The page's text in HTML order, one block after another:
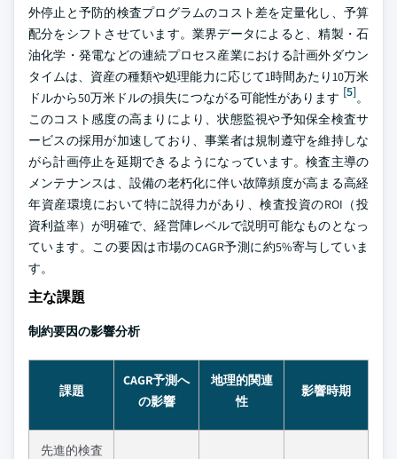
外停止と予防的検査プログラムのコスト差を定量化し、予算
配分をシフトさせています。業界データによると、精製・石
油化学・発電などの連続プロセス産業における計画外ダウン
タイムは、資産の種類や処理能力に応じて1時間あたり10万米
ドルから50万米ドルの損失につながる可能性があります [5]。
このコスト感度の高まりにより、状態監視や予知保全検査サ
ービスの採用が加速しており、事業者は規制遵守を維持しな
がら計画停止を延期できるようになっています。検査主導の
メンテナンスは、設備の老朽化に伴い故障頻度が高まる高経
年資産環境において特に説得力があり、検査投資のROI（投
資利益率）が明確で、経営陣レベルで説明可能なものとなっ
ています。この要因は市場のCAGR予測に約5%寄与していま
す。
主な課題
制約要因の影響分析
課題
CAGR予測へ
の影響
地理的関連
性
影響時期
先進的検査